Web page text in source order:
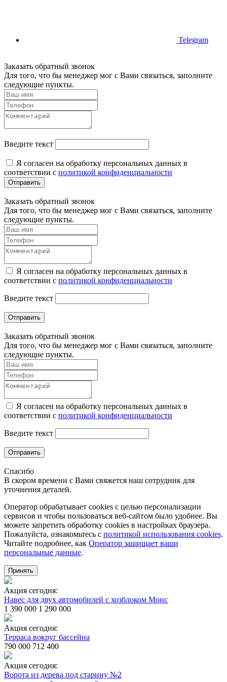
Telegram
Заказать обратный звонок
Для того, что бы менеджер мог с Вами связаться, заполните
следующие пункты.
Введите текст
Я согласен на обработку персональных данных в
соответствии с политикой конфиденциальности
Отправить
Заказать обратный звонок
Для того, что бы менеджер мог с Вами связаться, заполните
следующие пункты.
Я согласен на обработку персональных данных в
соответствии с политикой конфиденциальности
Введите текст
Отправить
Заказать обратный звонок
Для того, что бы менеджер мог с Вами связаться, заполните
следующие пункты.
Я согласен на обработку персональных данных в
соответствии с политикой конфиденциальности
Введите текст
Отправить
Спасибо
В скором времени с Вами свяжется наш сотрудник для
уточнения деталей.
Оператор обрабатывает cookies с целью персонализации
сервисов и чтобы пользоваться веб-сайтом было удобнее. Вы
можете запретить обработку сookies в настройках браузера.
Пожалуйста, ознакомьтесь с политикой использования cookies.
Читайте подробнее, как Оператор защищает ваши
персональные данные.
Принять
Акция сегодня:
Навес для двух автомобилей с хозблоком Монс
1 390 000 1 290 000
Акция сегодня:
Терраса вокруг бассейна
790 000 712 400
Акция сегодня:
Ворота из дерева под старину №2